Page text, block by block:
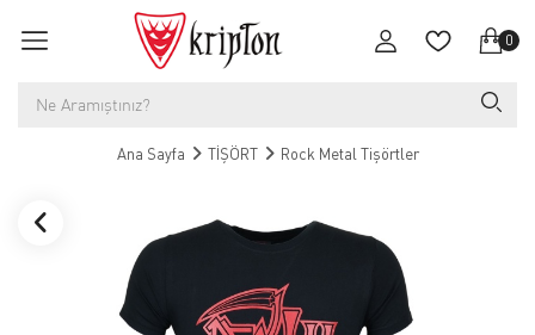
0
Ana Sayfa TİŞÖRT Rock Metal Tişörtler